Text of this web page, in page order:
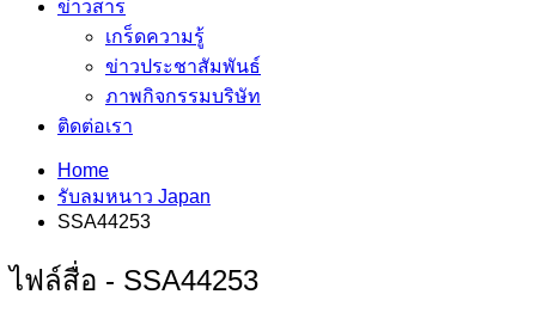
ข่าวสาร
เกร็ดความรู้
ข่าวประชาสัมพันธ์
ภาพกิจกรรมบริษัท
ติดต่อเรา
Home
รับลมหนาว Japan
SSA44253
ไฟล์สื่อ - SSA44253